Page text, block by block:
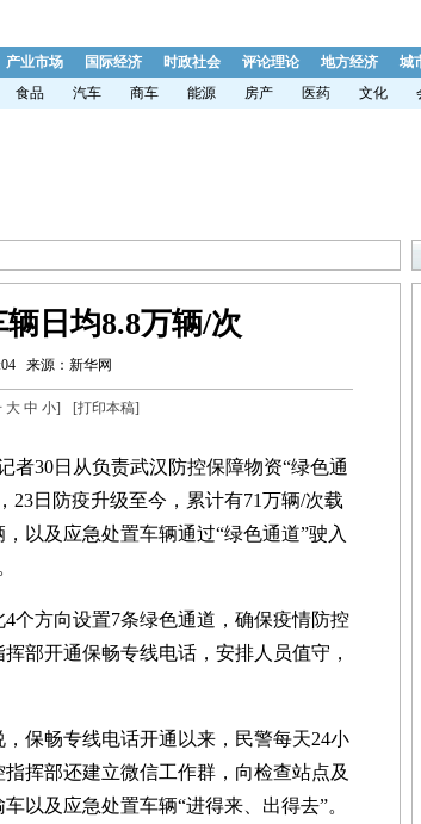
产业市场 国际经济 时政社会 评论理论 地方经济 城
食品 汽车 商车 能源 房产 医药 文化
日均8.8万辆/次
来源：新华网
大 中 小] [打印本稿]
30日从负责武汉防控保障物资“绿色通
23日防疫升级至今，累计有71万辆/次载
以及应急处置车辆通过“绿色通道”驶入
方向设置7条绿色通道，确保疫情防控
部开通保畅专线电话，安排人员值守，
畅专线电话开通以来，民警每天24小
挥部还建立微信工作群，向检查站点及
以及应急处置车辆“进得来、出得去”。